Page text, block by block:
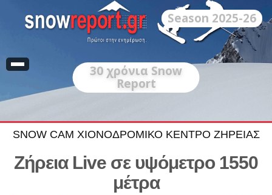
Season 2025-26
30 χρόνια Snow
Report
SNOW CAM ΧΙΟΝΟΔΡΟΜΙΚΟ ΚΕΝΤΡΟ ΖΗΡΕΙΑΣ
Ζήρεια Live σε υψόμετρο 1550
μέτρα